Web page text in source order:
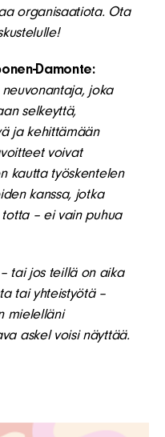
organisaatiota. Ota
Damonte:
joka
selkeyttä,
ja kehittämään
voivat
kautta työskentelen
kanssa, jotka
– ei vain puhua
tai jos teillä on aika
tai yhteistyötä –
mielelläni
askel voisi näyttää.